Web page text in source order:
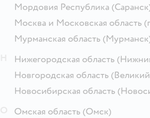
Мордовия Республика
Москва и Московская область
Мурманская область
Нижегородская область
Новгородская область
Новосибирская область
Омская область (Омск)